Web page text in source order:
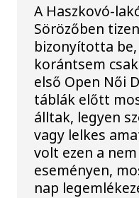
A Haszkovó-
Sörözőben
bizonyította
korántsem
első Open Női
táblák előtt
álltak, legyen
vagy lelkes
volt ezen a
eseményen,
nap